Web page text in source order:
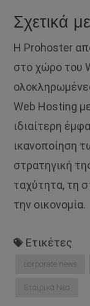
Σχετικά
Η Prohoster
στο χώρο του
Web Hosting
ιδιαίτερη
ικανοποίηση
στρατηγική
ταχύτητα, τη
την οικονομία.
Ετικέτες
corporate news
Εταιρικά Νέα